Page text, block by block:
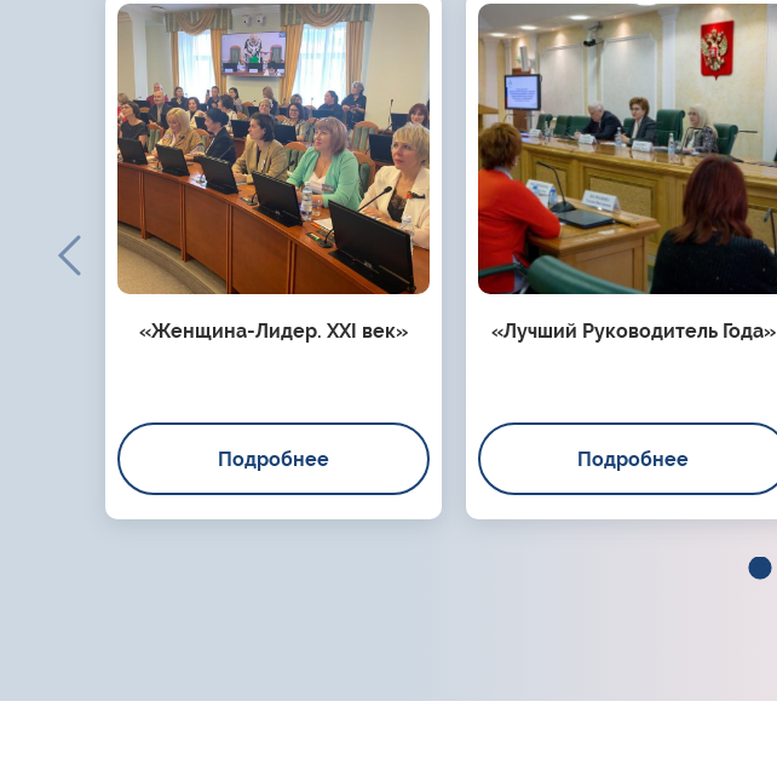
«Женщина-Лидер. XXI век»
Подробнее
«Лучший Руководитель Года»
Подробнее